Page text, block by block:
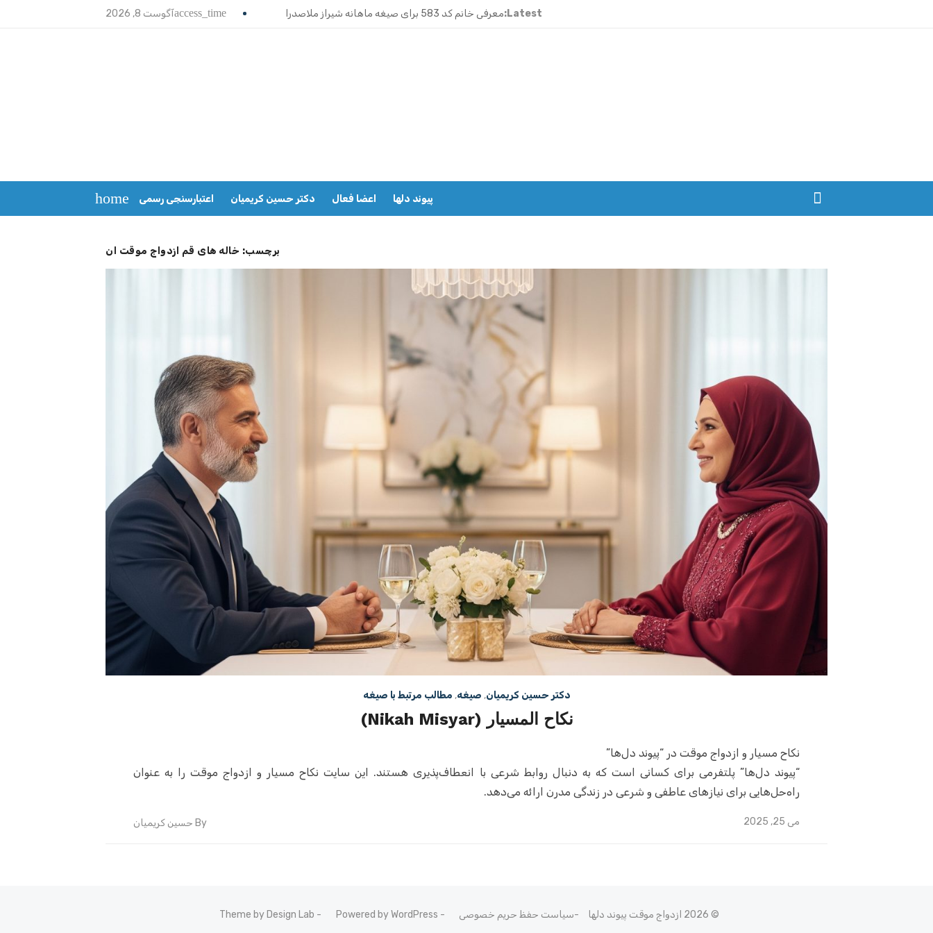
access_timeآگوست 8, 2026 Latest: معرفی خانم کد 583 برای صیغه ماهانه شیراز ملاصدرا
معرفی خانم کد 587 برای ازدواج موقت ماهیانه در یزد
معرفی خانم کد 584 برای صیغه ماهانه زنجان و ازدواج موقت
home پیوند دلها اعضا فعال دکتر حسین کریمیان اعتبارسنجی رسمی
برچسب: خاله های قم ازدواج موقت ان
دکتر حسین کریمیان, صیغه, مطالب مرتبط با صیغه
نکاح المسیار (Nikah Misyar)
نکاح مسیار و ازدواج موقت در “پیوند دل‌ها”
“پیوند دل‌ها” پلتفرمی برای کسانی است که به دنبال روابط شرعی با انعطاف‌پذیری هستند. این سایت نکاح مسیار و ازدواج موقت را به عنوان
راه‌حل‌هایی برای نیازهای عاطفی و شرعی در زندگی مدرن ارائه می‌دهد.
By حسین کریمیان
Posted
می 25, 2025
© 2026 ازدواج موقت پیوند دلها سیاست حفظ حریم خصوصی Powered by WordPress
Theme by Design Lab